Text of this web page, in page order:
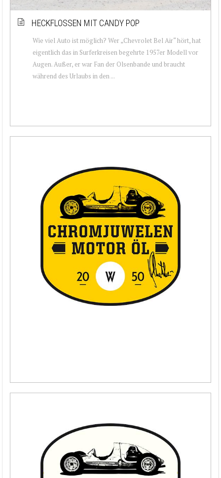
HECKFLOSSEN MIT CANDY POP
Wie viel Auto ist möglich? Wer „Chevrolet Bel Air“ hört, hat
eigentlich das in Surferkreisen begehrte 1957er Modell vor
Augen. Außer, er war Fan der Olsenbande und braucht
während des Urlaubs in den ...